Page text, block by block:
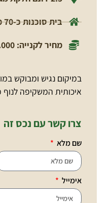
בית סוכנות כ-70 מטר
מחיר לקנייה: 13,750.000 מיליון ש"ח
במיקום נגיש ומבוקש
איכותית המשקיפה לנוף
צרו קשר עם נכס זה
שם מלא
אימייל